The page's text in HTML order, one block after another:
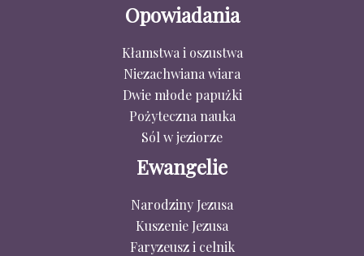
Opowiadania
Kłamstwa i oszustwa
Niezachwiana wiara
Dwie młode papużki
Pożyteczna nauka
Sól w jeziorze
Ewangelie
Narodziny Jezusa
Kuszenie Jezusa
Faryzeusz i celnik